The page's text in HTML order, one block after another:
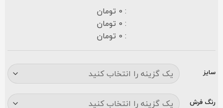
: 0 تومان
: 0 تومان
: 0 تومان
سایز
رنگ فرش